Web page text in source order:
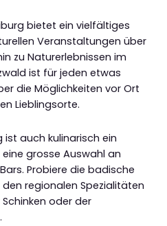
bietet ein vielfältiges
Veranstaltungen über
zu Naturerlebnissen im
ist für jeden etwas
die Möglichkeiten vor Ort
Lieblingsorte.
ist auch kulinarisch ein
grosse Auswahl an
Probiere die badische
regionalen Spezialitäten
oder der